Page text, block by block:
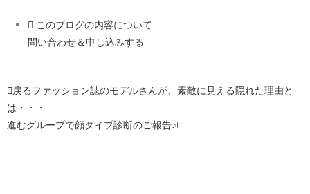
このブログの内容について
問い合わせ＆申し込みする
戻るファッション誌のモデルさんが、素敵に見える隠れた理由と
は・・・
進むグループで顔タイプ診断のご報告♪